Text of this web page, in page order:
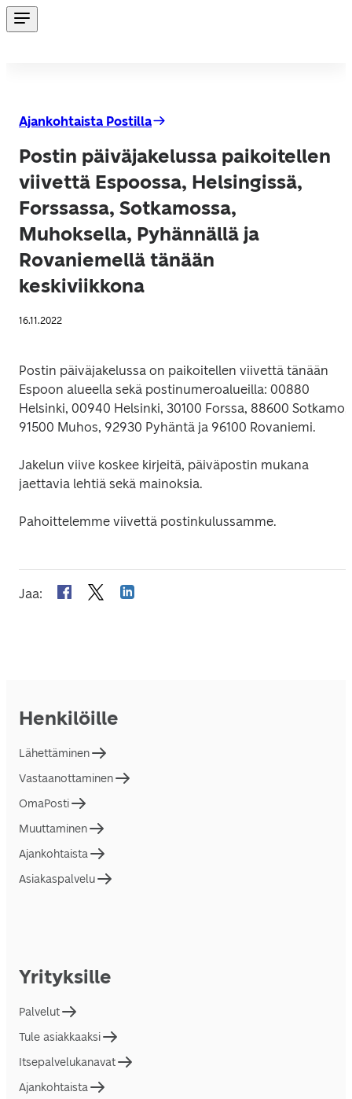
Ajankohtaista Postilla
Postin päiväjakelussa paikoitellen
viivettä Espoossa, Helsingissä,
Forssassa, Sotkamossa,
Muhoksella, Pyhännällä ja
Rovaniemellä tänään
keskiviikkona
16.11.2022
Postin päiväjakelussa on paikoitellen viivettä tänään
Espoon alueella sekä postinumeroalueilla: 00880
Helsinki, 00940 Helsinki, 30100 Forssa, 88600 Sotkamo,
91500 Muhos, 92930 Pyhäntä ja 96100 Rovaniemi.
Jakelun viive koskee kirjeitä, päiväpostin mukana
jaettavia lehtiä sekä mainoksia.
Pahoittelemme viivettä postinkulussamme.
Jaa:
Henkilöille
Lähettäminen
Vastaanottaminen
OmaPosti
Muuttaminen
Ajankohtaista
Asiakaspalvelu
Yrityksille
Palvelut
Tule asiakkaaksi
Itsepalvelukanavat
Ajankohtaista